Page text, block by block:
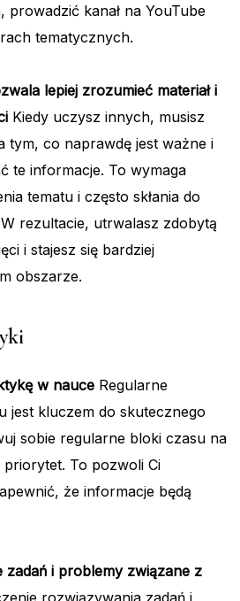
prowadzić kanał na YouTube
tematycznych.
lepiej zrozumieć materiał i
Kiedy uczysz innych, musisz
tym, co naprawdę jest ważne i
te informacje. To wymaga
tematu i często skłania do
rezultacie, utrwalasz zdobytą
i stajesz się bardziej
obszarze.
w nauce Regularne
jest kluczem do skutecznego
sobie regularne bloki czasu na
To pozwoli Ci
że informacje będą
zadań i problemy związane z
rozwiązywania zadań i